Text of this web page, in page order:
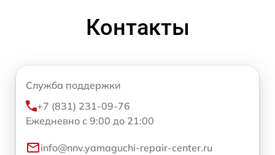
Контакты
Служба поддержки
+7 (831) 231-09-76
Ежедневно с 9:00 до 21:00
info@nnv.yamaguchi-repair-center.ru